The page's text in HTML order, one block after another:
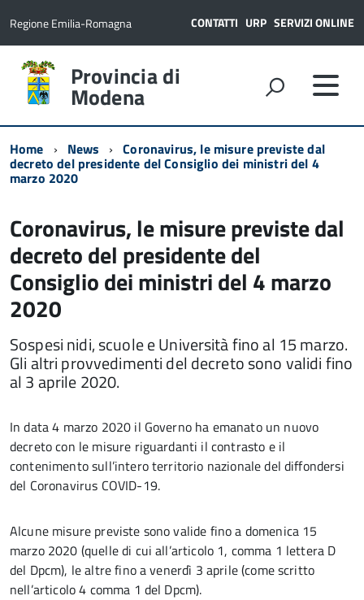
Regione Emilia-Romagna CONTATTI URP SERVIZI ONLINE
Provincia di
Modena
Home News Coronavirus, le misure previste dal
decreto del presidente del Consiglio dei ministri del 4
marzo 2020
Coronavirus, le misure previste dal
decreto del presidente del
Consiglio dei ministri del 4 marzo
2020
Sospesi nidi, scuole e Università fino al 15 marzo.
Gli altri provvedimenti del decreto sono validi fino
al 3 aprile 2020.
In data 4 marzo 2020 il Governo ha emanato un nuovo
decreto con le misure riguardanti il contrasto e il
contenimento sull’intero territorio nazionale del diffondersi
del Coronavirus COVID-19.
Alcune misure previste sono valide fino a domenica 15
marzo 2020 (quelle di cui all’articolo 1, comma 1 lettera D
del Dpcm), le altre fino a venerdì 3 aprile (come scritto
nell’articolo 4 comma 1 del Dpcm).